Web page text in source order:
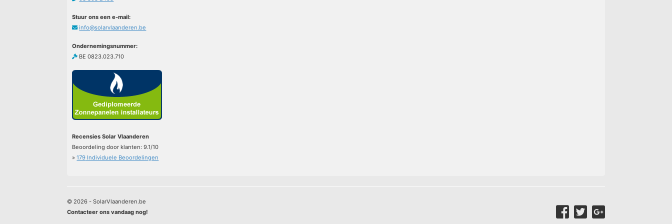
Stuur ons een e-mail:
info@solarvlaanderen.be
Ondernemingsnummer:
BE 0823.023.710
Recensies Solar Vlaanderen
Beoordeling door klanten:9.1/10
»179 Individuele Beoordelingen
© 2026 - SolarVlaanderen.be
Contacteer ons vandaag nog!